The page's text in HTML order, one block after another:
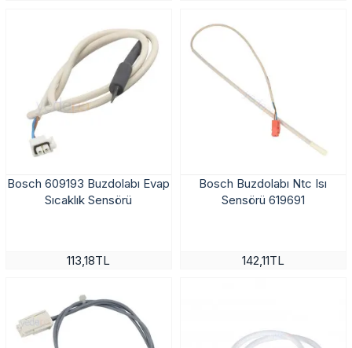
Bosch 609193 Buzdolabı Evap
Sıcaklık Sensörü
113,18TL
Bosch Buzdolabı Ntc Isı
Sensörü 619691
142,11TL